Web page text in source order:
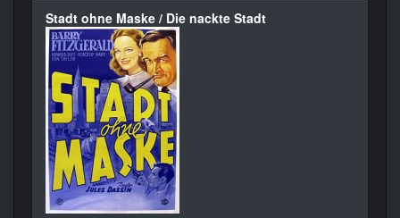
Stadt ohne Maske / Die nackte Stadt